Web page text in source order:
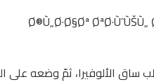
الألوفيرا، ثمّ وضعه على